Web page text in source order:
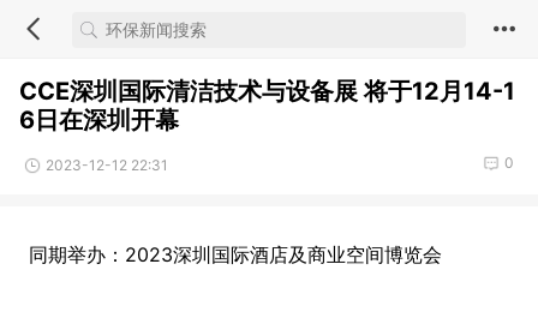
CCE深圳国际清洁技术与设备展 将于12月14-1
6日在深圳开幕
2023-12-12 22:31 0
同期举办：2023深圳国际酒店及商业空间博览会